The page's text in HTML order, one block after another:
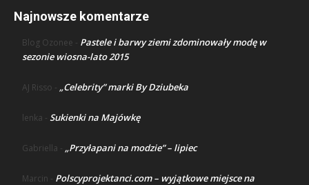
Najnowsze komentarze
Blog Ozonee - Pastele i barwy ziemi zdominowały modę w
sezonie wiosna-lato 2015
AJ Risso - „Celebrity” marki By Dziubeka
lenka - Sukienki na Majówkę
Gabriella - „Przyłapani na modzie” – lipiec
Marcin - Polscyprojektanci.com – wyjątkowe miejsce na